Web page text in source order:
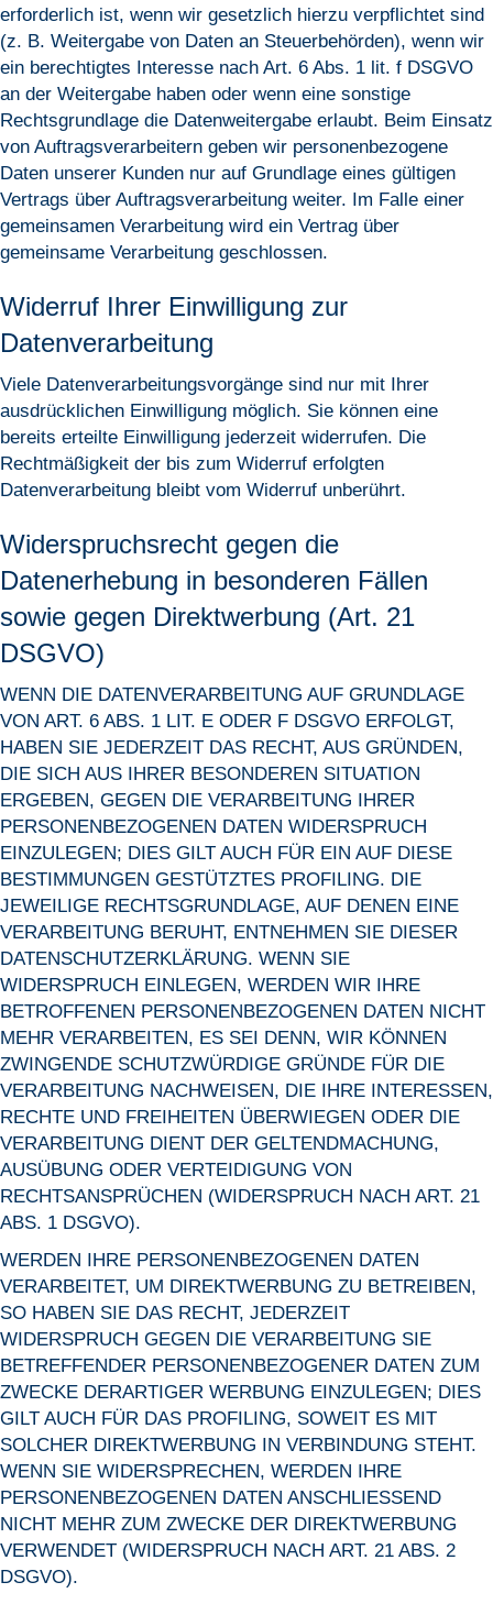
erforderlich ist, wenn wir gesetzlich hierzu verpflichtet sind
(z. B. Weitergabe von Daten an Steuerbehörden), wenn wir
ein berechtigtes Interesse nach Art. 6 Abs. 1 lit. f DSGVO
an der Weitergabe haben oder wenn eine sonstige
Rechtsgrundlage die Datenweitergabe erlaubt. Beim Einsatz
von Auftragsverarbeitern geben wir personenbezogene
Daten unserer Kunden nur auf Grundlage eines gültigen
Vertrags über Auftragsverarbeitung weiter. Im Falle einer
gemeinsamen Verarbeitung wird ein Vertrag über
gemeinsame Verarbeitung geschlossen.
Widerruf Ihrer Einwilligung zur
Datenverarbeitung
Viele Datenverarbeitungsvorgänge sind nur mit Ihrer
ausdrücklichen Einwilligung möglich. Sie können eine
bereits erteilte Einwilligung jederzeit widerrufen. Die
Rechtmäßigkeit der bis zum Widerruf erfolgten
Datenverarbeitung bleibt vom Widerruf unberührt.
Widerspruchsrecht gegen die
Datenerhebung in besonderen Fällen
sowie gegen Direktwerbung (Art. 21
DSGVO)
WENN DIE DATENVERARBEITUNG AUF GRUNDLAGE
VON ART. 6 ABS. 1 LIT. E ODER F DSGVO ERFOLGT,
HABEN SIE JEDERZEIT DAS RECHT, AUS GRÜNDEN,
DIE SICH AUS IHRER BESONDEREN SITUATION
ERGEBEN, GEGEN DIE VERARBEITUNG IHRER
PERSONENBEZOGENEN DATEN WIDERSPRUCH
EINZULEGEN; DIES GILT AUCH FÜR EIN AUF DIESE
BESTIMMUNGEN GESTÜTZTES PROFILING. DIE
JEWEILIGE RECHTSGRUNDLAGE, AUF DENEN EINE
VERARBEITUNG BERUHT, ENTNEHMEN SIE DIESER
DATENSCHUTZERKLÄRUNG. WENN SIE
WIDERSPRUCH EINLEGEN, WERDEN WIR IHRE
BETROFFENEN PERSONENBEZOGENEN DATEN NICHT
MEHR VERARBEITEN, ES SEI DENN, WIR KÖNNEN
ZWINGENDE SCHUTZWÜRDIGE GRÜNDE FÜR DIE
VERARBEITUNG NACHWEISEN, DIE IHRE INTERESSEN,
RECHTE UND FREIHEITEN ÜBERWIEGEN ODER DIE
VERARBEITUNG DIENT DER GELTENDMACHUNG,
AUSÜBUNG ODER VERTEIDIGUNG VON
RECHTSANSPRÜCHEN (WIDERSPRUCH NACH ART. 21
ABS. 1 DSGVO).
WERDEN IHRE PERSONENBEZOGENEN DATEN
VERARBEITET, UM DIREKTWERBUNG ZU BETREIBEN,
SO HABEN SIE DAS RECHT, JEDERZEIT
WIDERSPRUCH GEGEN DIE VERARBEITUNG SIE
BETREFFENDER PERSONENBEZOGENER DATEN ZUM
ZWECKE DERARTIGER WERBUNG EINZULEGEN; DIES
GILT AUCH FÜR DAS PROFILING, SOWEIT ES MIT
SOLCHER DIREKTWERBUNG IN VERBINDUNG STEHT.
WENN SIE WIDERSPRECHEN, WERDEN IHRE
PERSONENBEZOGENEN DATEN ANSCHLIESSEND
NICHT MEHR ZUM ZWECKE DER DIREKTWERBUNG
VERWENDET (WIDERSPRUCH NACH ART. 21 ABS. 2
DSGVO).